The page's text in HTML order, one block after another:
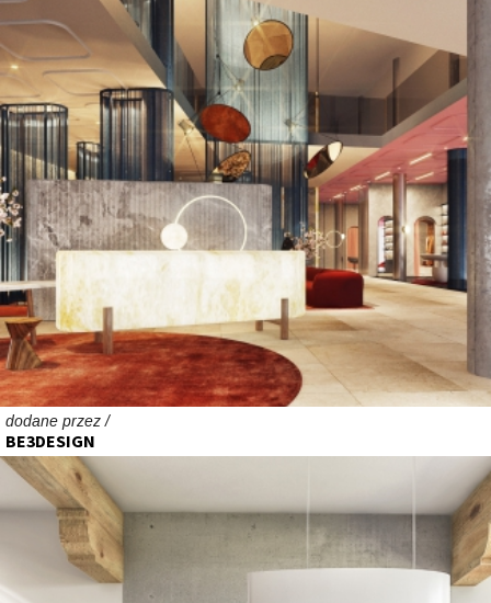
dodane przez /
BE3DESIGN